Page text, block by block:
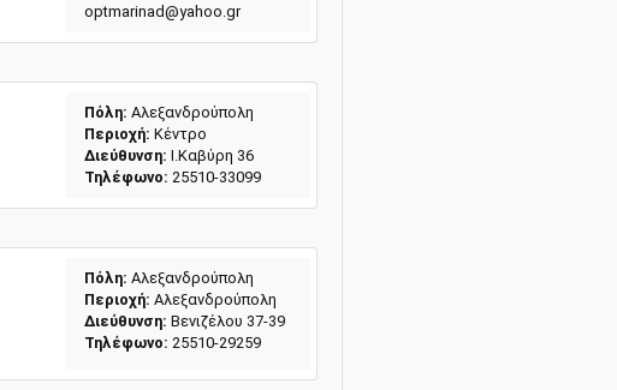
optmarinad@yahoo.gr
Πόλη: Αλεξανδρούπολη
Περιοχή: Κέντρο
Διεύθυνση: Ι.Καβύρη 36
Τηλέφωνο: 25510-33099
Πόλη: Αλεξανδρούπολη
Περιοχή: Αλεξανδρούπολη
Διεύθυνση: Βενιζέλου 37-39
Τηλέφωνο: 25510-29259